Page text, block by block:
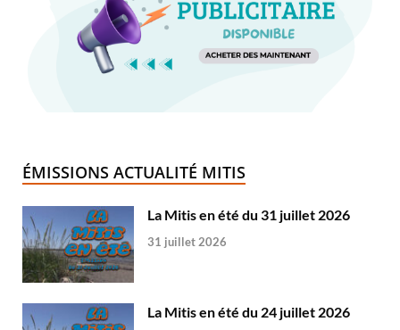
ÉMISSIONS ACTUALITÉ MITIS
La Mitis en été du 31 juillet 2026
31 juillet 2026
La Mitis en été du 24 juillet 2026